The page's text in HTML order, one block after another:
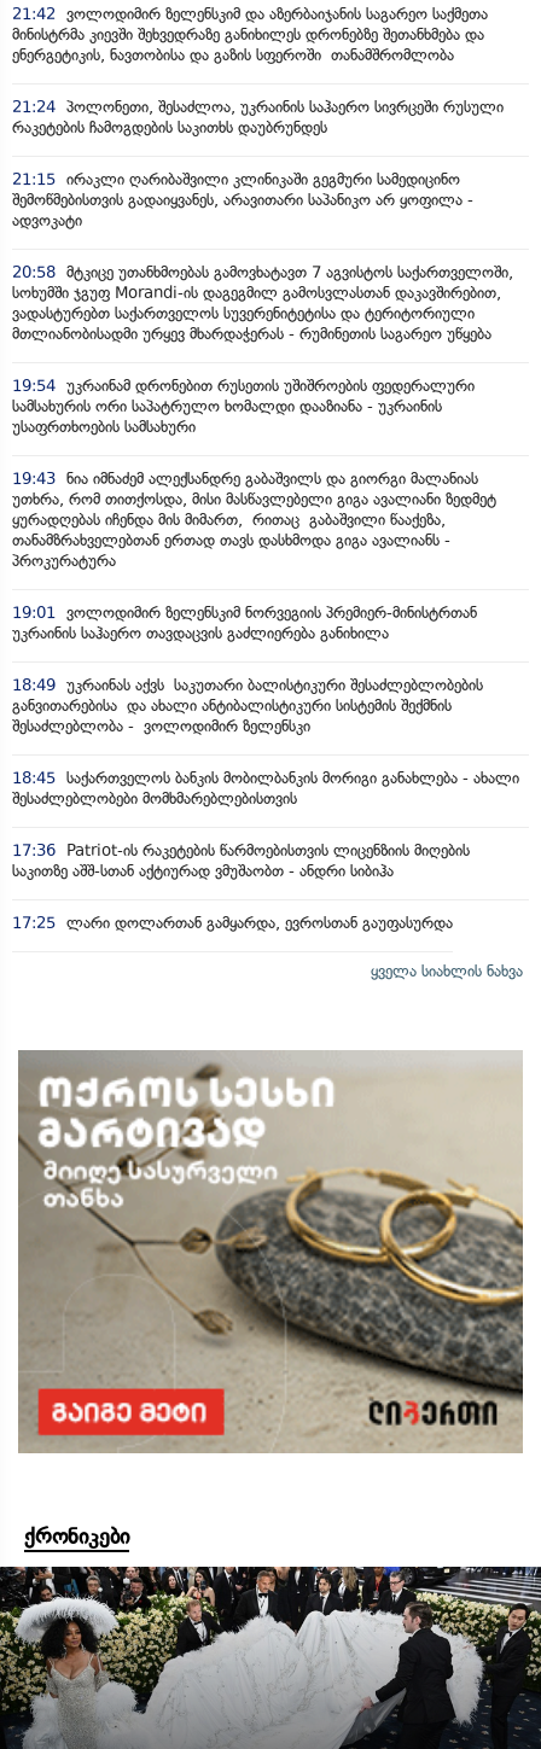
21:42
ვოლოდიმირ ზელენსკიმ და აზერბაიჯანის საგარეო საქმეთა
მინისტრმა კიევში შეხვედრაზე განიხილეს დრონებზე შეთანხმება და
ენერგეტიკის, ნავთობისა და გაზის სფეროში თანამშრომლობა
21:24 პოლონეთი, შესაძლოა, უკრაინის საჰაერო სივრცეში რუსული
რაკეტების ჩამოგდების საკითხს დაუბრუნდეს
21:15 ირაკლი ღარიბაშვილი კლინიკაში გეგმური სამედიცინო
შემოწმებისთვის გადაიყვანეს, არავითარი საპანიკო არ ყოფილა -
ადვოკატი
20:58 მტკიცე უთანხმოებას გამოვხატავთ 7 აგვისტოს საქართველოში,
სოხუმში ჯგუფ Morandi-ის დაგეგმილ გამოსვლასთან დაკავშირებით,
ვადასტურებთ საქართველოს სუვერენიტეტისა და ტერიტორიული
მთლიანობისადმი ურყევ მხარდაჭერას - რუმინეთის საგარეო უწყება
19:54 უკრაინამ დრონებით რუსეთის უშიშროების ფედერალური
სამსახურის ორი საპატრულო ხომალდი დააზიანა - უკრაინის
უსაფრთხოების სამსახური
19:43 ნია იმნაძემ ალექსანდრე გაბაშვილს და გიორგი მალანიას
უთხრა, რომ თითქოსდა, მისი მასწავლებელი გიგა ავალიანი ზედმეტ
ყურადღებას იჩენდა მის მიმართ, რითაც გაბაშვილი წააქეზა,
თანამზრახველებთან ერთად თავს დასხმოდა გიგა ავალიანს -
პროკურატურა
19:01
ვოლოდიმირ ზელენსკიმ ნორვეგიის პრემიერ-მინისტრთან
უკრაინის საჰაერო თავდაცვის გაძლიერება განიხილა
18:49 უკრაინას აქვს საკუთარი ბალისტიკური შესაძლებლობების
განვითარებისა და ახალი ანტიბალისტიკური სისტემის შექმნის
შესაძლებლობა - ვოლოდიმირ ზელენსკი
18:45 საქართველოს ბანკის მობილბანკის მორიგი განახლება - ახალი
შესაძლებლობები მომხმარებლებისთვის
17:36
Patriot-ის რაკეტების წარმოებისთვის ლიცენზიის მიღების
საკითზე აშშ-სთან აქტიურად ვმუშაობთ - ანდრი სიბიჰა
17:25 ლარი დოლართან გამყარდა, ევროსთან გაუფასურდა
ყველა სიახლის ნახვა
ქრონიკები